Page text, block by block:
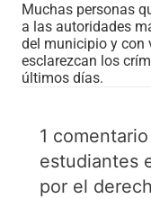
Muchas personas
a las autoridades
del municipio y con
esclarezcan los
últimos días.
1
estudiantes
por el